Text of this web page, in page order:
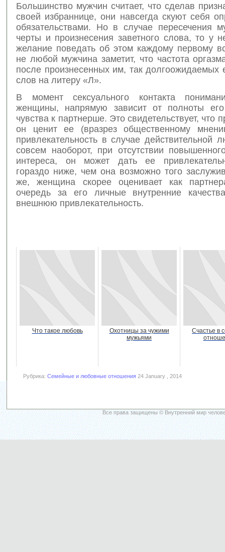
Большинство мужчин считает, что сделав
своей избраннице, они навсегда скуют себя
обязательствами. Но в случае пересечения
черты и произнесения заветного слова, то у
желание поведать об этом каждому первому
не любой мужчина заметит, что частота
после произнесенных им, так долгоожидаемых
слов на литеру «Л».
В момент сексуального контакта
женщины, напрямую зависит от полноты его
чувства к партнерше. Это свидетельствует, что
он ценит ее (вразрез общественному
привлекательность в случае действительной
совсем наоборот, при отсутствии
интереса, он может дать ее
гораздо ниже, чем она возможно того
же, женщина скорее оценивает как
очередь за его личные внутренние
внешнюю привлекательность.
Что такое любовь
Охотницы за чужими
мужьями
Счастье в
Рубрика: Семейные и любовные отношения 24 January , 2014
Все права защищены © Внутренний мир